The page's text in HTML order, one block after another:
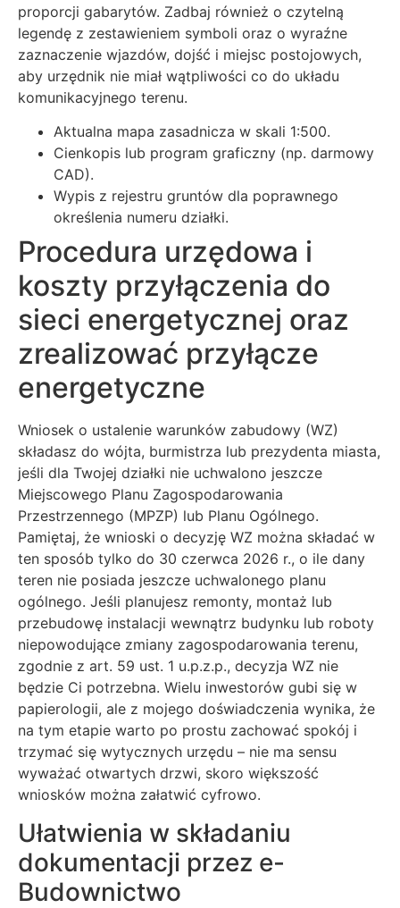
proporcji gabarytów. Zadbaj również o czytelną
legendę z zestawieniem symboli oraz o wyraźne
zaznaczenie wjazdów, dojść i miejsc postojowych,
aby urzędnik nie miał wątpliwości co do układu
komunikacyjnego terenu.
Aktualna mapa zasadnicza w skali 1:500.
Cienkopis lub program graficzny (np. darmowy
CAD).
Wypis z rejestru gruntów dla poprawnego
określenia numeru działki.
Procedura urzędowa i
koszty przyłączenia do
sieci energetycznej oraz
zrealizować przyłącze
energetyczne
Wniosek o ustalenie warunków zabudowy (WZ)
składasz do wójta, burmistrza lub prezydenta miasta,
jeśli dla Twojej działki nie uchwalono jeszcze
Miejscowego Planu Zagospodarowania
Przestrzennego (MPZP) lub Planu Ogólnego.
Pamiętaj, że wnioski o decyzję WZ można składać w
ten sposób tylko do 30 czerwca 2026 r., o ile dany
teren nie posiada jeszcze uchwalonego planu
ogólnego. Jeśli planujesz remonty, montaż lub
przebudowę instalacji wewnątrz budynku lub roboty
niepowodujące zmiany zagospodarowania terenu,
zgodnie z art. 59 ust. 1 u.p.z.p., decyzja WZ nie
będzie Ci potrzebna. Wielu inwestorów gubi się w
papierologii, ale z mojego doświadczenia wynika, że
na tym etapie warto po prostu zachować spokój i
trzymać się wytycznych urzędu – nie ma sensu
wyważać otwartych drzwi, skoro większość
wniosków można załatwić cyfrowo.
Ułatwienia w składaniu
dokumentacji przez e-
Budownictwo